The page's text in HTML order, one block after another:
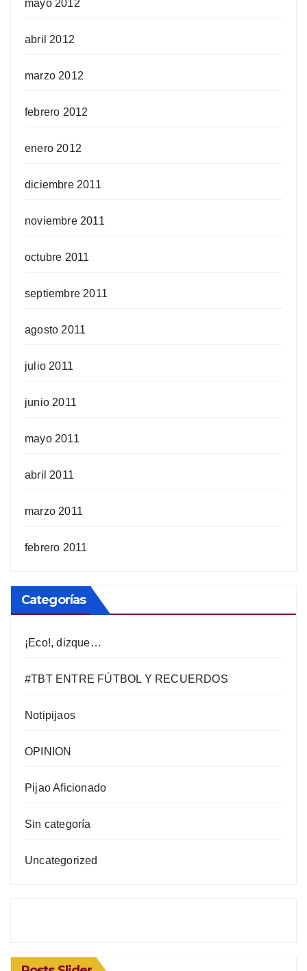
mayo 2012
abril 2012
marzo 2012
febrero 2012
enero 2012
diciembre 2011
noviembre 2011
octubre 2011
septiembre 2011
agosto 2011
julio 2011
junio 2011
mayo 2011
abril 2011
marzo 2011
febrero 2011
Categorías
¡Eco!, dizque…
#TBT ENTRE FÚTBOL Y RECUERDOS
Notipijaos
OPINION
Pijao Aficionado
Sin categoría
Uncategorized